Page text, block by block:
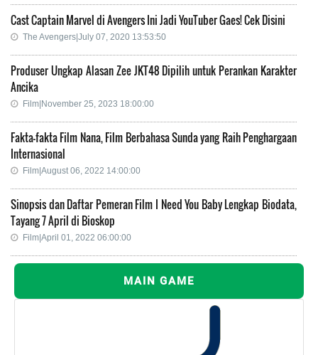
Cast Captain Marvel di Avengers Ini Jadi YouTuber Gaes! Cek Disini
The Avengers|July 07, 2020 13:53:50
Produser Ungkap Alasan Zee JKT48 Dipilih untuk Perankan Karakter
Ancika
Film|November 25, 2023 18:00:00
Fakta-fakta Film Nana, Film Berbahasa Sunda yang Raih Penghargaan
Internasional
Film|August 06, 2022 14:00:00
Sinopsis dan Daftar Pemeran Film I Need You Baby Lengkap Biodata,
Tayang 7 April di Bioskop
Film|April 01, 2022 06:00:00
MAIN GAME